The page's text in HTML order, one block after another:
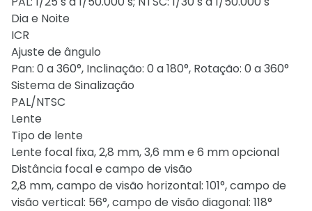
Dia e Noite
ICR
Ajuste de ângulo
Pan: 0 a 360°, Inclinação: 0 a 180°, Rotação: 0 a 360°
Sistema de Sinalização
PAL/NTSC
Lente
Tipo de lente
Lente focal fixa, 2,8 mm, 3,6 mm e 6 mm opcional
Distância focal e campo de visão
2,8 mm, campo de visão horizontal: 101°, campo de
visão vertical: 56°, campo de visão diagonal: 118°